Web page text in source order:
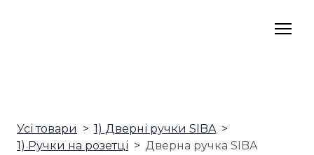
Усі товари
1) Дверні ручки SIBA
1) Ручки на розетці
Дверна ручка SIBA